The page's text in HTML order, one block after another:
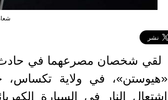
لقي شخصان مصرعهما في حادث
«هيوستن»، في ولاية تكساس،
اشتعال النار في السيارة